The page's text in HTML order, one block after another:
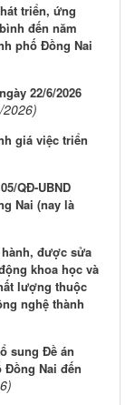
triển, ứng
đến năm
phố Đồng Nai
22/6/2026
2026)
giá việc triển
QĐ-UBND
Nai (nay là
được sửa
khoa học và
lượng thuộc
nghệ thành
sung Đề án
Đồng Nai đến